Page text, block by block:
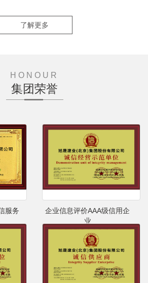
了解更多
HONOUR
集团荣誉
服务
企业信息评价AAA级信用企
业